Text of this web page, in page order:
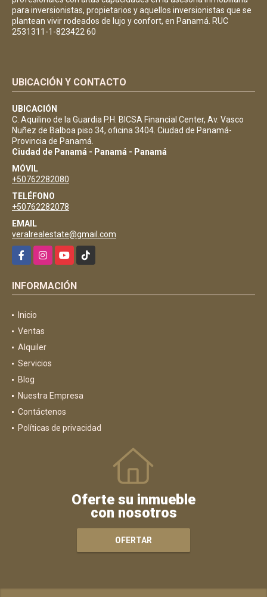
para inversionistas, propietarios y aquellos inversionistas que se
plantean vivir rodeados de lujo y confort, en Panamá. RUC
2531311-1-823422 60
UBICACIÓN Y CONTACTO
UBICACIÓN
C. Aquilino de la Guardia P.H. BICSA Financial Center, Av. Vasco
Nuñez de Balboa piso 34, oficina 3404. Ciudad de Panamá-
Provincia de Panamá.
Ciudad de Panamá - Panamá - Panamá
MÓVIL
+50762282080
TELÉFONO
+50762282078
EMAIL
veralrealestate@gmail.com
FacebookInstagramYouTubeTikTok
INFORMACIÓN
Inicio
Ventas
Alquiler
Servicios
Blog
Nuestra Empresa
Contáctenos
Políticas de privacidad
Oferte su inmueble
con nosotros
OFERTAR